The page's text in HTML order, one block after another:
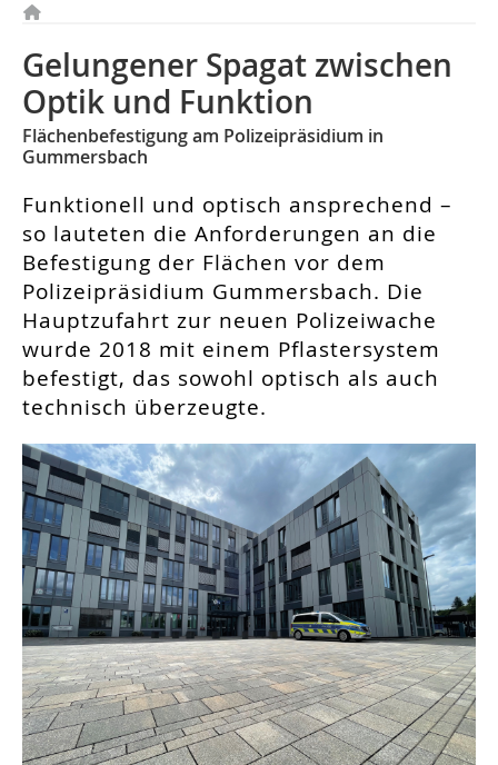
Gelungener Spagat zwischen
Optik und Funktion
Flächenbefestigung am Polizeipräsidium in
Gummersbach
Funktionell und optisch ansprechend –
so lauteten die Anforderungen an die
Befestigung der Flächen vor dem
Polizeipräsidium Gummersbach. Die
Hauptzufahrt zur neuen Polizeiwache
wurde 2018 mit einem Pflastersystem
befestigt, das sowohl optisch als auch
technisch überzeugte.